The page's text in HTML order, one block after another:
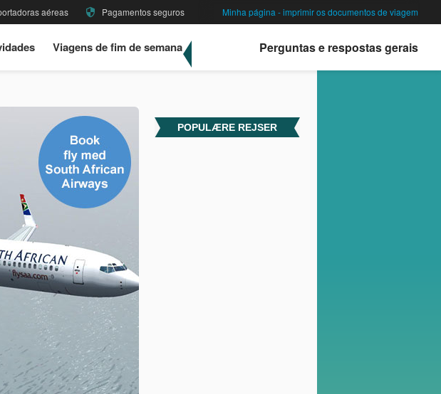
aéreas security Pagamentos seguros Minha página - imprimir os documentos de viagem
Viagens de fim de semana Perguntas e respostas gerais
POPULÆRE REJSER